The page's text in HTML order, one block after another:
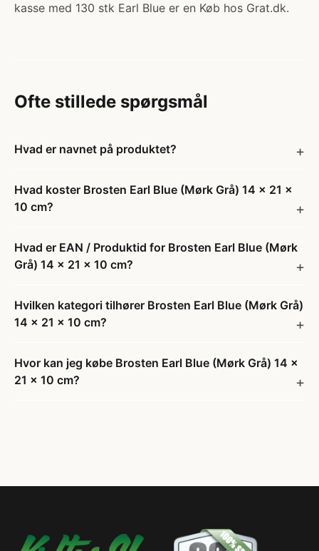
kasse med 130 stk Earl Blue er en Køb hos Grat.dk.
Ofte stillede spørgsmål
Hvad er navnet på produktet?
Hvad koster Brosten Earl Blue (Mørk Grå) 14 x 21 x
10 cm?
Hvad er EAN / Produktid for Brosten Earl Blue (Mørk
Grå) 14 x 21 x 10 cm?
Hvilken kategori tilhører Brosten Earl Blue (Mørk Grå)
14 x 21 x 10 cm?
Hvor kan jeg købe Brosten Earl Blue (Mørk Grå) 14 x
21 x 10 cm?